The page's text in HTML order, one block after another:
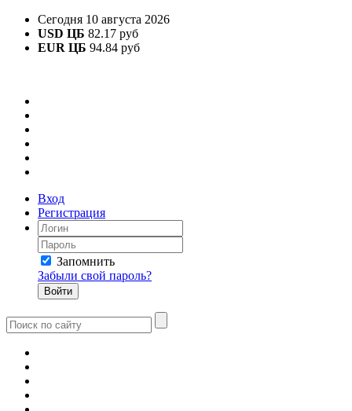
Сегодня 10 августа 2026
USD ЦБ 82.17 руб
EUR ЦБ 94.84 руб
Вход
Регистрация
Запомнить
Забыли свой пароль?